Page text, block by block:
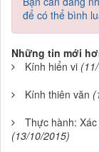
để có thể bình
Những tin mới
Kính hiển vi
Kính thiên văn
Thực hành:
(13/10/2015)